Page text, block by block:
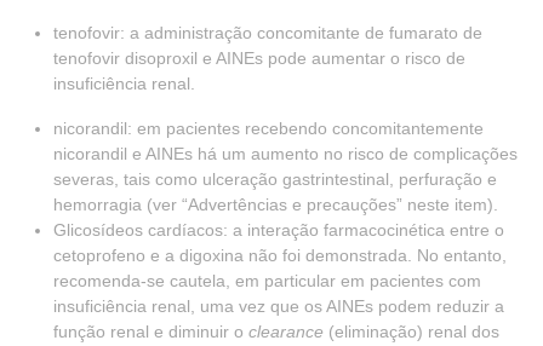
tenofovir: a administração concomitante de fumarato de
tenofovir disoproxil e AINEs pode aumentar o risco de
insuficiência renal.
nicorandil: em pacientes recebendo concomitantemente
nicorandil e AINEs há um aumento no risco de complicações
severas, tais como ulceração gastrintestinal, perfuração e
hemorragia (ver “Advertências e precauções” neste item).
Glicosídeos cardíacos: a interação farmacocinética entre o
cetoprofeno e a digoxina não foi demonstrada. No entanto,
recomenda-se cautela, em particular em pacientes com
insuficiência renal, uma vez que os AINEs podem reduzir a
função renal e diminuir o clearance (eliminação) renal dos